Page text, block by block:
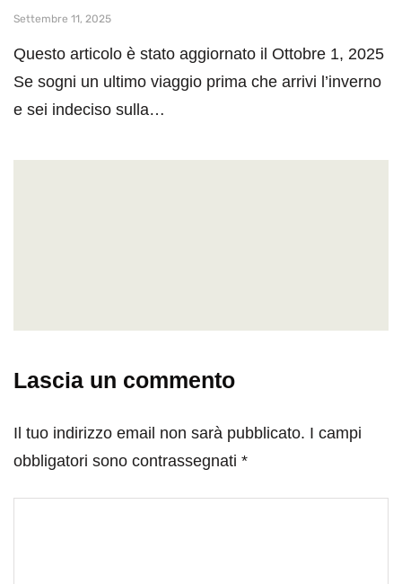
Settembre 11, 2025
Questo articolo è stato aggiornato il Ottobre 1, 2025
Se sogni un ultimo viaggio prima che arrivi l’inverno
e sei indeciso sulla…
Lascia un commento
Il tuo indirizzo email non sarà pubblicato. I campi
obbligatori sono contrassegnati *